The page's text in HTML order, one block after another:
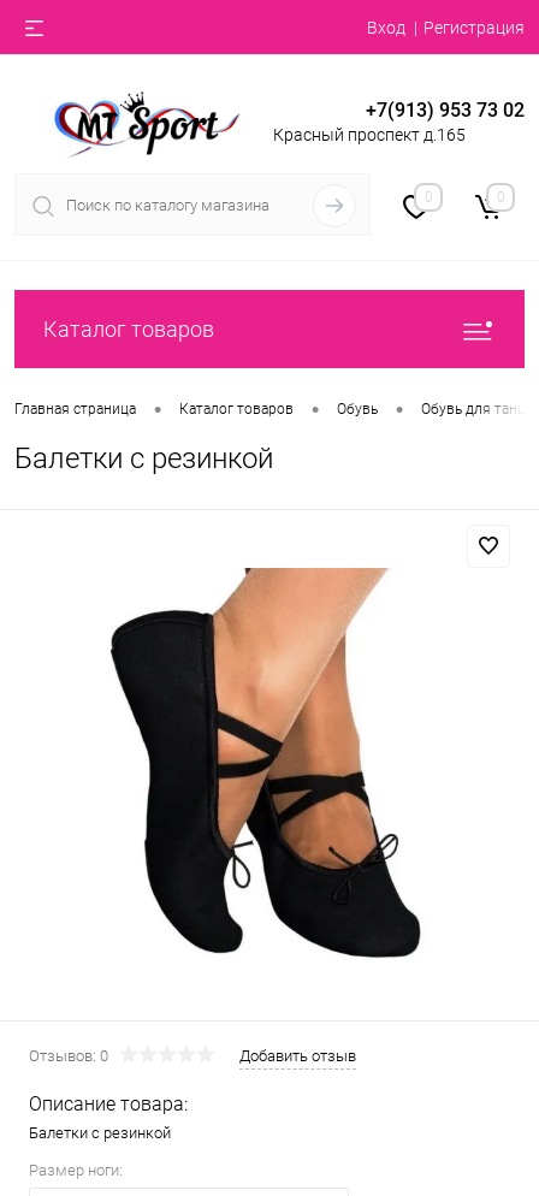
Вход Регистрация
+7(913) 953 73 02
Красный проспект д.165
0 0
Каталог товаров
Главная страница • Каталог товаров • Обувь • Обувь для
Балетки с резинкой
Отзывов: 0 Добавить отзыв
Описание товара:
Балетки с резинкой
Размер ноги: